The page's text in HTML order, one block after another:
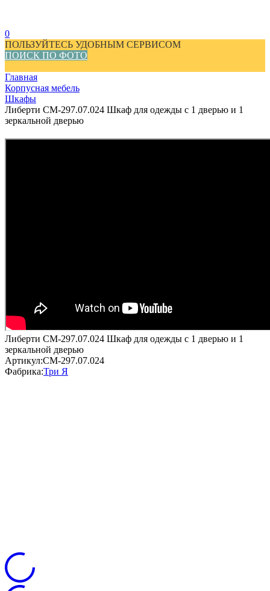
0
ПОЛЬЗУЙТЕСЬ УДОБНЫМ СЕРВИСОМ
ПОИСК ПО ФОТО
Главная
Корпусная мебель
Шкафы
Либерти СМ-297.07.024 Шкаф для одежды с 1 дверью и 1
зеркальной дверью
Либерти СМ-297.07.024 Шкаф для одежды с 1 дверью и 1
зеркальной дверью
Артикул:СМ-297.07.024
Фабрика:Три Я